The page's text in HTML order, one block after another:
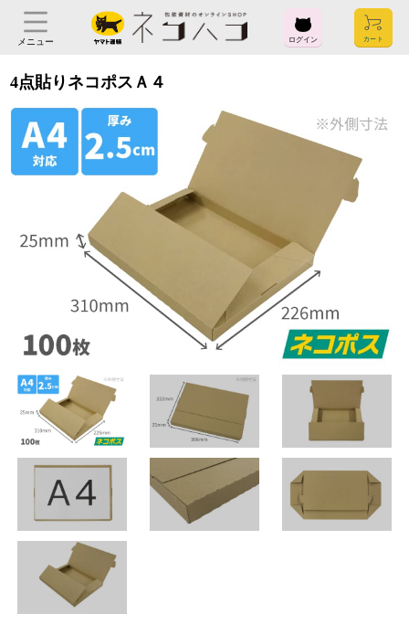
メニュー ログイン
ログイン お気に入り 閲覧履歴 見積履歴 購入履歴
お問い合わせ
ご利用ガイド
よくある質問
〒104-8125
東京都中央区銀座2-16-10
会社概要
特定商取引法について
個人情報保護ポリシー
サイトマップ
お知らせ一覧
4点貼りネコポスＡ４